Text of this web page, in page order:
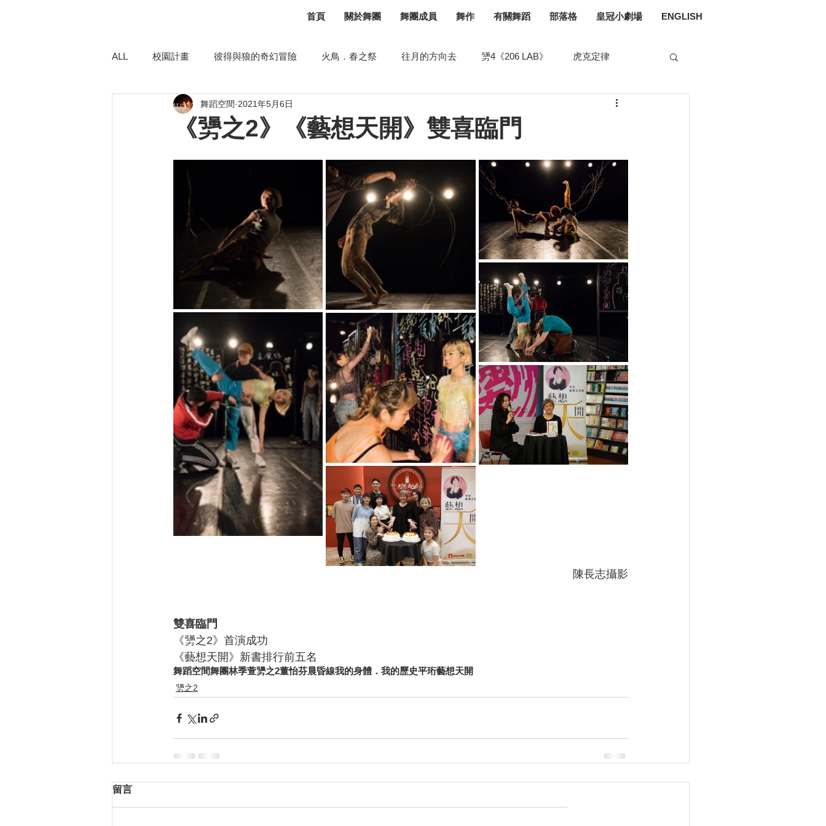
首頁 關於舞團 舞團成員 舞作 有關舞蹈 部落格 皇冠小劇場 ENGLISH
ALL 校園計畫 彼得與狼的奇幻冒險 火鳥．春之祭 往月的方向去 勥4《206 LAB》 虎克定律
異托邦喧嘩．沉默不再 勥3《談彈》
《勥之2》《藝想天開》雙喜臨門
舞蹈空間 2021年5月6日
陳長志攝影
雙喜臨門
《勥之2》首演成功
《藝想天開》新書排行前五名
舞蹈空間舞團林季萱勥之2董怡芬晨昏線我的身體．我的歷史平珩藝想天開
勥之2
留言